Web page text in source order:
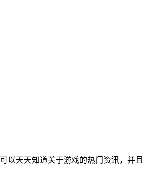
以天天知道关于游戏的热门资讯，并且